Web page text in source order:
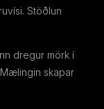
Stöðlun
dregur mörk í
skapar